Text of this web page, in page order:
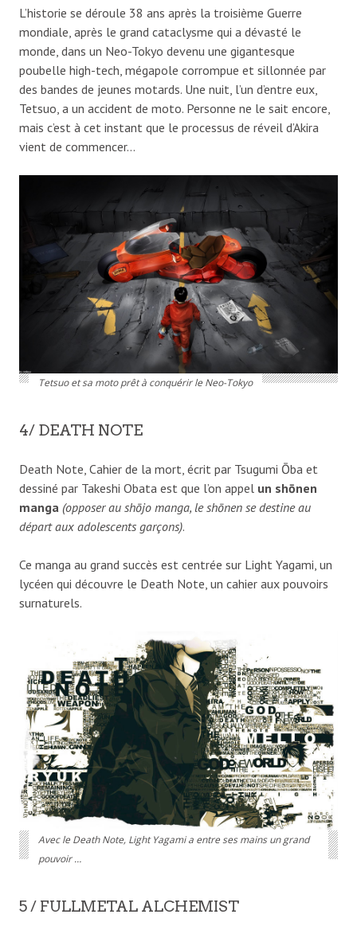
L’historie se déroule 38 ans après la troisième Guerre
mondiale, après le grand cataclysme qui a dévasté le
monde, dans un Neo-Tokyo devenu une gigantesque
poubelle high-tech, mégapole corrompue et sillonnée par
des bandes de jeunes motards. Une nuit, l’un d’entre eux,
Tetsuo, a un accident de moto. Personne ne le sait encore,
mais c’est à cet instant que le processus de réveil d’Akira
vient de commencer…
Tetsuo et sa moto prêt à conquérir le Neo-Tokyo
4/ DEATH NOTE
Death Note, Cahier de la mort, écrit par Tsugumi Ōba et
dessiné par Takeshi Obata est que l’on appel un shōnen
manga (opposer au shōjo manga, le shōnen se destine au
départ aux adolescents garçons).
Ce manga au grand succès est centrée sur Light Yagami, un
lycéen qui découvre le Death Note, un cahier aux pouvoirs
surnaturels.
Avec le Death Note, Light Yagami a entre ses mains un grand
pouvoir …
5 / FULLMETAL ALCHEMIST